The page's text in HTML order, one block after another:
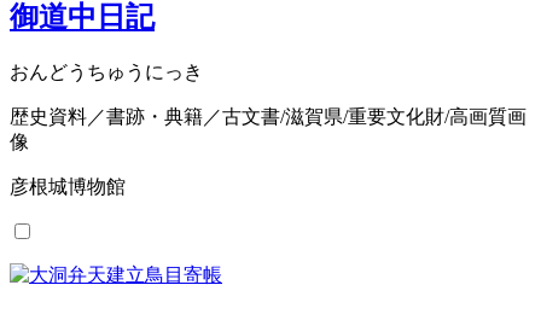
御道中日記
おんどうちゅうにっき
歴史資料／書跡・典籍／古文書/滋賀県/重要文化財/高画質画
像
彦根城博物館